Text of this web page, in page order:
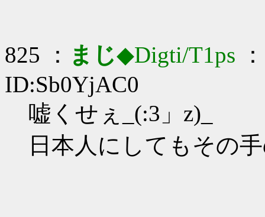
825 ： まじ◆Digti/T1ps
ID:Sb0YjAC0
嘘くせぇ_(:3」z)_
日本人にしてもその